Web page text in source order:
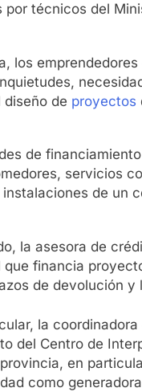
por técnicos del
los
diseño de proyectos
de
servicios
de un
la asesora de
que financia
de devolución
la
del Centro de
en
como